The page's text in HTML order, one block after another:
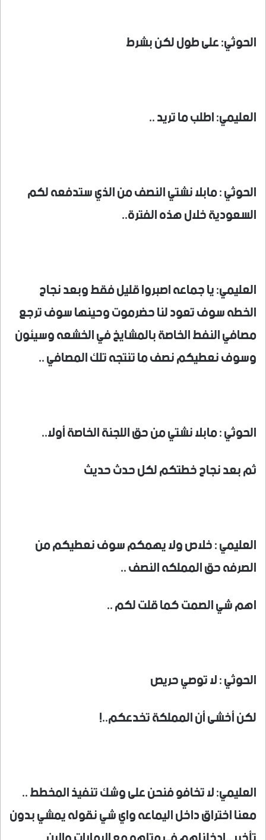
الحوثي: على طول لكن بشرط
العليمي: اطلب ما تريد ..
الحوثي : مابلا نشتي النصف من الذي ستدفعه لكم
السعودية خلال هذه الفترة..
العليمي: يا جماعه اصبروا قليل فقط وبعد نجاح
الخطه سوف تعود لنا حضرموت وحينها سوف ترجع
مصافي النفط الخاصة بالمشايخ في الخشعه وسيئون
وسوف نعطيكم نصف ما تنتجه تلك المصافي ..
الحوثي : مابلا نشتي من حق اللجنة الخاصة أولا..
ثم بعد نجاح خطتكم لكل حدث حديث
العليمي : خلاص ولا يهمكم سوف نعطيكم من
الصرفه حق المملكه النصف ..
اهم شي الصمت كما قلت لكم ..
الحوثي : لا توصي حريص
لكن أخشى أن المملكة تخدعكم..!
العليمي: لا تخافو فنحن على وشك تنفيذ المخطط ..
معنا اختراق داخل اليماعه واي شي نقوله يمشي بدون